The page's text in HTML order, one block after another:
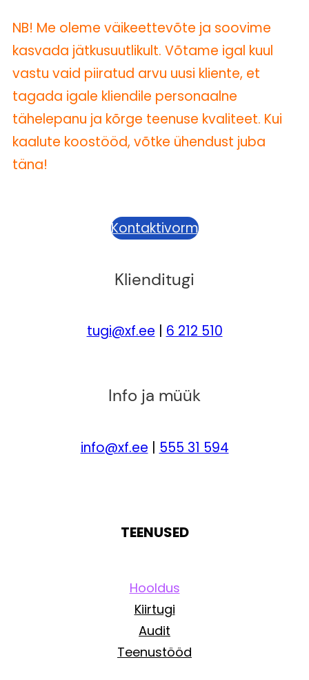
NB! Me oleme väikeettevõte ja soovime
kasvada jätkusuutlikult. Võtame igal kuul
vastu vaid piiratud arvu uusi kliente, et
tagada igale kliendile personaalne
tähelepanu ja kõrge teenuse kvaliteet. Kui
kaalute koostööd, võtke ühendust juba
täna!
Kontaktivorm
Klienditugi
tugi@xf.ee|6 212 510
Info ja müük
info@xf.ee | 555 31 594
TEENUSED
Hooldus
Kiirtugi
Audit
Teenustööd